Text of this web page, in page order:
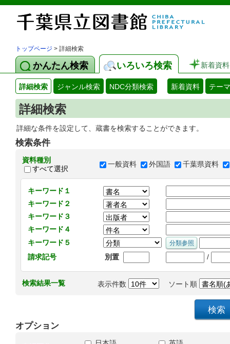
トップページ > 詳細検索
かんたん検索 いろいろ検索 新着資料
詳細検索 ジャンル検索 NDC分類検索 新着資料 テー
詳細検索
詳細な条件を設定して、蔵書を検索することができます。
検索条件
資料種別
すべて選択
一般資料 外国語 千葉県資料
キーワード１
キーワード２
キーワード３
キーワード４
キーワード５
請求記号
別置 /
検索結果一覧 表示件数 ソート順
オプション